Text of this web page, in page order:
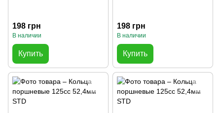
198 грн
В наличии
Купить
198 грн
В наличии
Купить